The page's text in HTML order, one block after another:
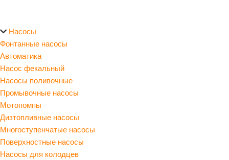
Насосы
Фонтанные насосы
Автоматика
Насос фекальный
Насосы поливочные
Промывочные насосы
Мотопомпы
Дизтопливные насосы
Многоступенчатые насосы
Поверхностные насосы
Насосы для колодцев